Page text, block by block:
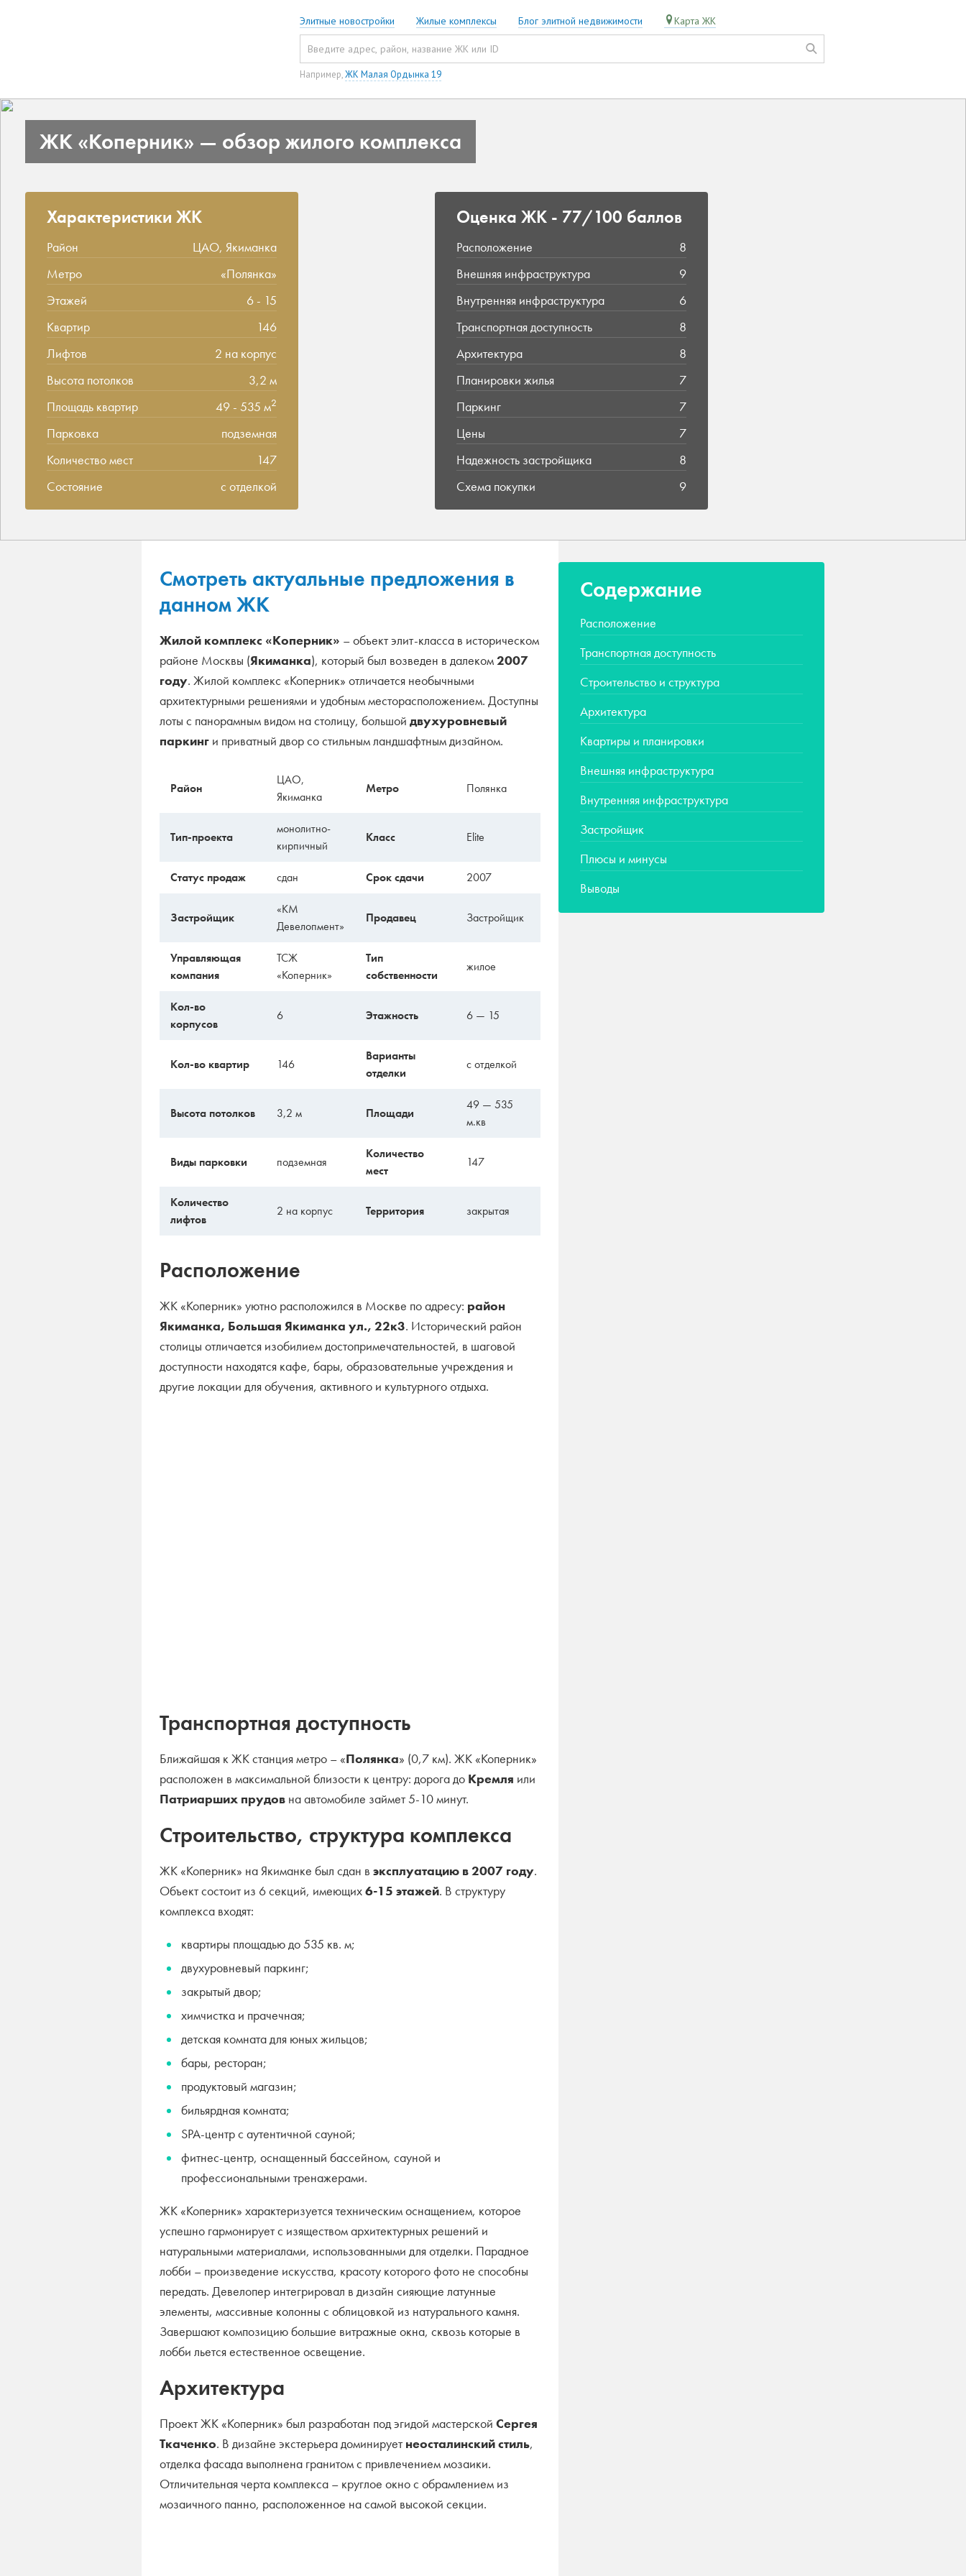
Элитные новостройки Жилые комплексы Блог элитной недвижимости Карта ЖК
Например,ЖК Малая Ордынка 19
ЖК «Коперник» — обзор жилого комплекса
Характеристики ЖК
Район
ЦАО, Якиманка
Метро
«Полянка»
Этажей
6 - 15
Квартир
146
Лифтов
2 на корпус
Высота потолков
3,2 м
Площадь квартир
49 - 535 м2
Парковка
подземная
Количество мест
147
Состояние
с отделкой
Оценка ЖК - 77/100 баллов
Расположение
8
Внешняя инфраструктура
9
Внутренняя инфраструктура
6
Транспортная доступность
8
Архитектура
8
Планировки жилья
7
Паркинг
7
Цены
7
Надежность застройщика
8
Схема покупки
9
Смотреть актуальные предложения в
данном ЖК
Жилой комплекс «Коперник» – объект элит-класса в историческом
районе Москвы (Якиманка), который был возведен в далеком2007
году. Жилой комплекс «Коперник» отличается необычными
архитектурными решениями и удобным месторасположением. Доступны
лоты с панорамным видом на столицу, большой двухуровневый
паркинг и приватный двор со стильным ландшафтным дизайном.
Район
ЦАО,
Якиманка
Метро Полянка
Тип-проекта
монолитно-
кирпичный
Класс Elite
Статус продаж сдан Срок сдачи 2007
Застройщик
«КМ
Девелопмент»
Продавец Застройщик
Управляющая
компания
ТСЖ
«Коперник»
Тип
собственности
жилое
Кол-во
корпусов
6 Этажность 6 — 15
Кол-во квартир 146
Варианты
отделки
с отделкой
Высота потолков 3,2 м Площади
49 — 535
м.кв
Виды парковки подземная
Количество
мест
147
Количество
лифтов
2 на корпус Территория закрытая
Расположение
ЖК «Коперник» уютно расположился в Москве по адресу: район
Якиманка, Большая Якиманка ул., 22к3. Исторический район
столицы отличается изобилием достопримечательностей, в шаговой
доступности находятся кафе, бары, образовательные учреждения и
другие локации для обучения, активного и культурного отдыха.
Транспортная доступность
Ближайшая к ЖК станция метро – «Полянка» (0,7 км). ЖК «Коперник»
расположен в максимальной близости к центру: дорога до Кремля или
Патриарших прудов на автомобиле займет 5-10 минут.
Строительство, структура комплекса
ЖК «Коперник» на Якиманке был сдан в эксплуатацию в 2007 году.
Объект состоит из 6 секций, имеющих6-15 этажей. В структуру
комплекса входят:
квартиры площадью до 535 кв. м;
двухуровневый паркинг;
закрытый двор;
химчистка и прачечная;
детская комната для юных жильцов;
бары, ресторан;
продуктовый магазин;
бильярдная комната;
SPA-центр с аутентичной сауной;
фитнес-центр, оснащенный бассейном, сауной и
профессиональными тренажерами.
ЖК «Коперник» характеризуется техническим оснащением, которое
успешно гармонирует с изяществом архитектурных решений и
натуральными материалами, использованными для отделки. Парадное
лобби – произведение искусства, красоту которого фото не способны
передать. Девелопер интегрировал в дизайн сияющие латунные
элементы, массивные колонны с облицовкой из натурального камня.
Завершают композицию большие витражные окна, сквозь которые в
лобби льется естественное освещение.
Архитектура
Проект ЖК «Коперник» был разработан под эгидой мастерской Сергея
Ткаченко. В дизайне экстерьера доминируетнеосталинский стиль,
отделка фасада выполнена гранитом с привлечением мозаики.
Отличительная черта комплекса – круглое окно с обрамлением из
мозаичного панно, расположенное на самой высокой секции.
Содержание
Расположение
Транспортная доступность
Строительство и структура
Архитектура
Квартиры и планировки
Внешняя инфраструктура
Внутренняя инфраструктура
Застройщик
Плюсы и минусы
Выводы